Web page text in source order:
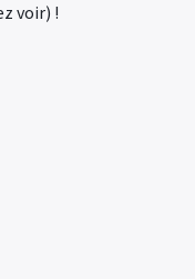
voir) !